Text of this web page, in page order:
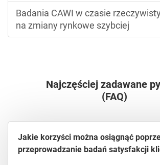
Badania CAWI w czasie
na zmiany rynkowe szybciej
Najczęściej zadawane
(FAQ)
Jakie korzyści można osiągnąć
przeprowadzanie badań satysfakcji